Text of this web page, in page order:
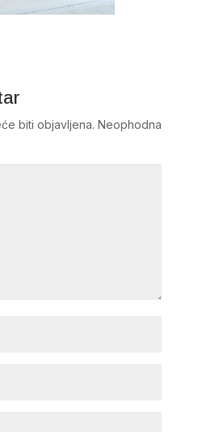
biti objavljena. Neophodna